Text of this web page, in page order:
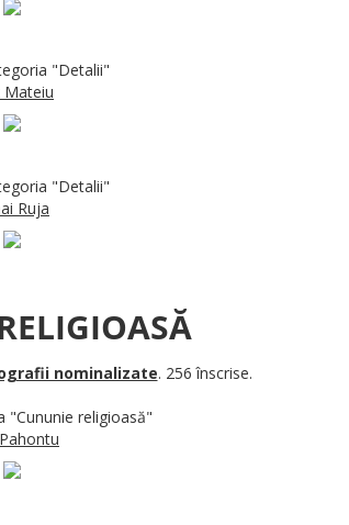
"Detalii"
Mateiu
"Detalii"
Ruja
nominalizate. 256 înscrise.
"Cununie religioasă"